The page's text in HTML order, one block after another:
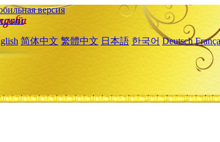
версия
简体中文 繁體中文 日本語 한국어 Deutsch